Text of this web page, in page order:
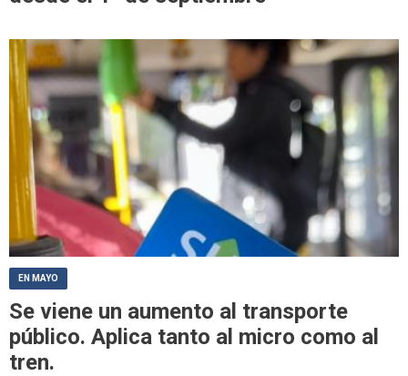
EN MAYO
Se viene un aumento al transporte
público. Aplica tanto al micro como al
tren.